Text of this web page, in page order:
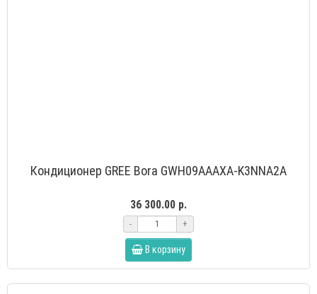
Кондиционер GREE Bora GWH09AAAXA-K3NNA2A
36 300.00 р.
- +
В корзину